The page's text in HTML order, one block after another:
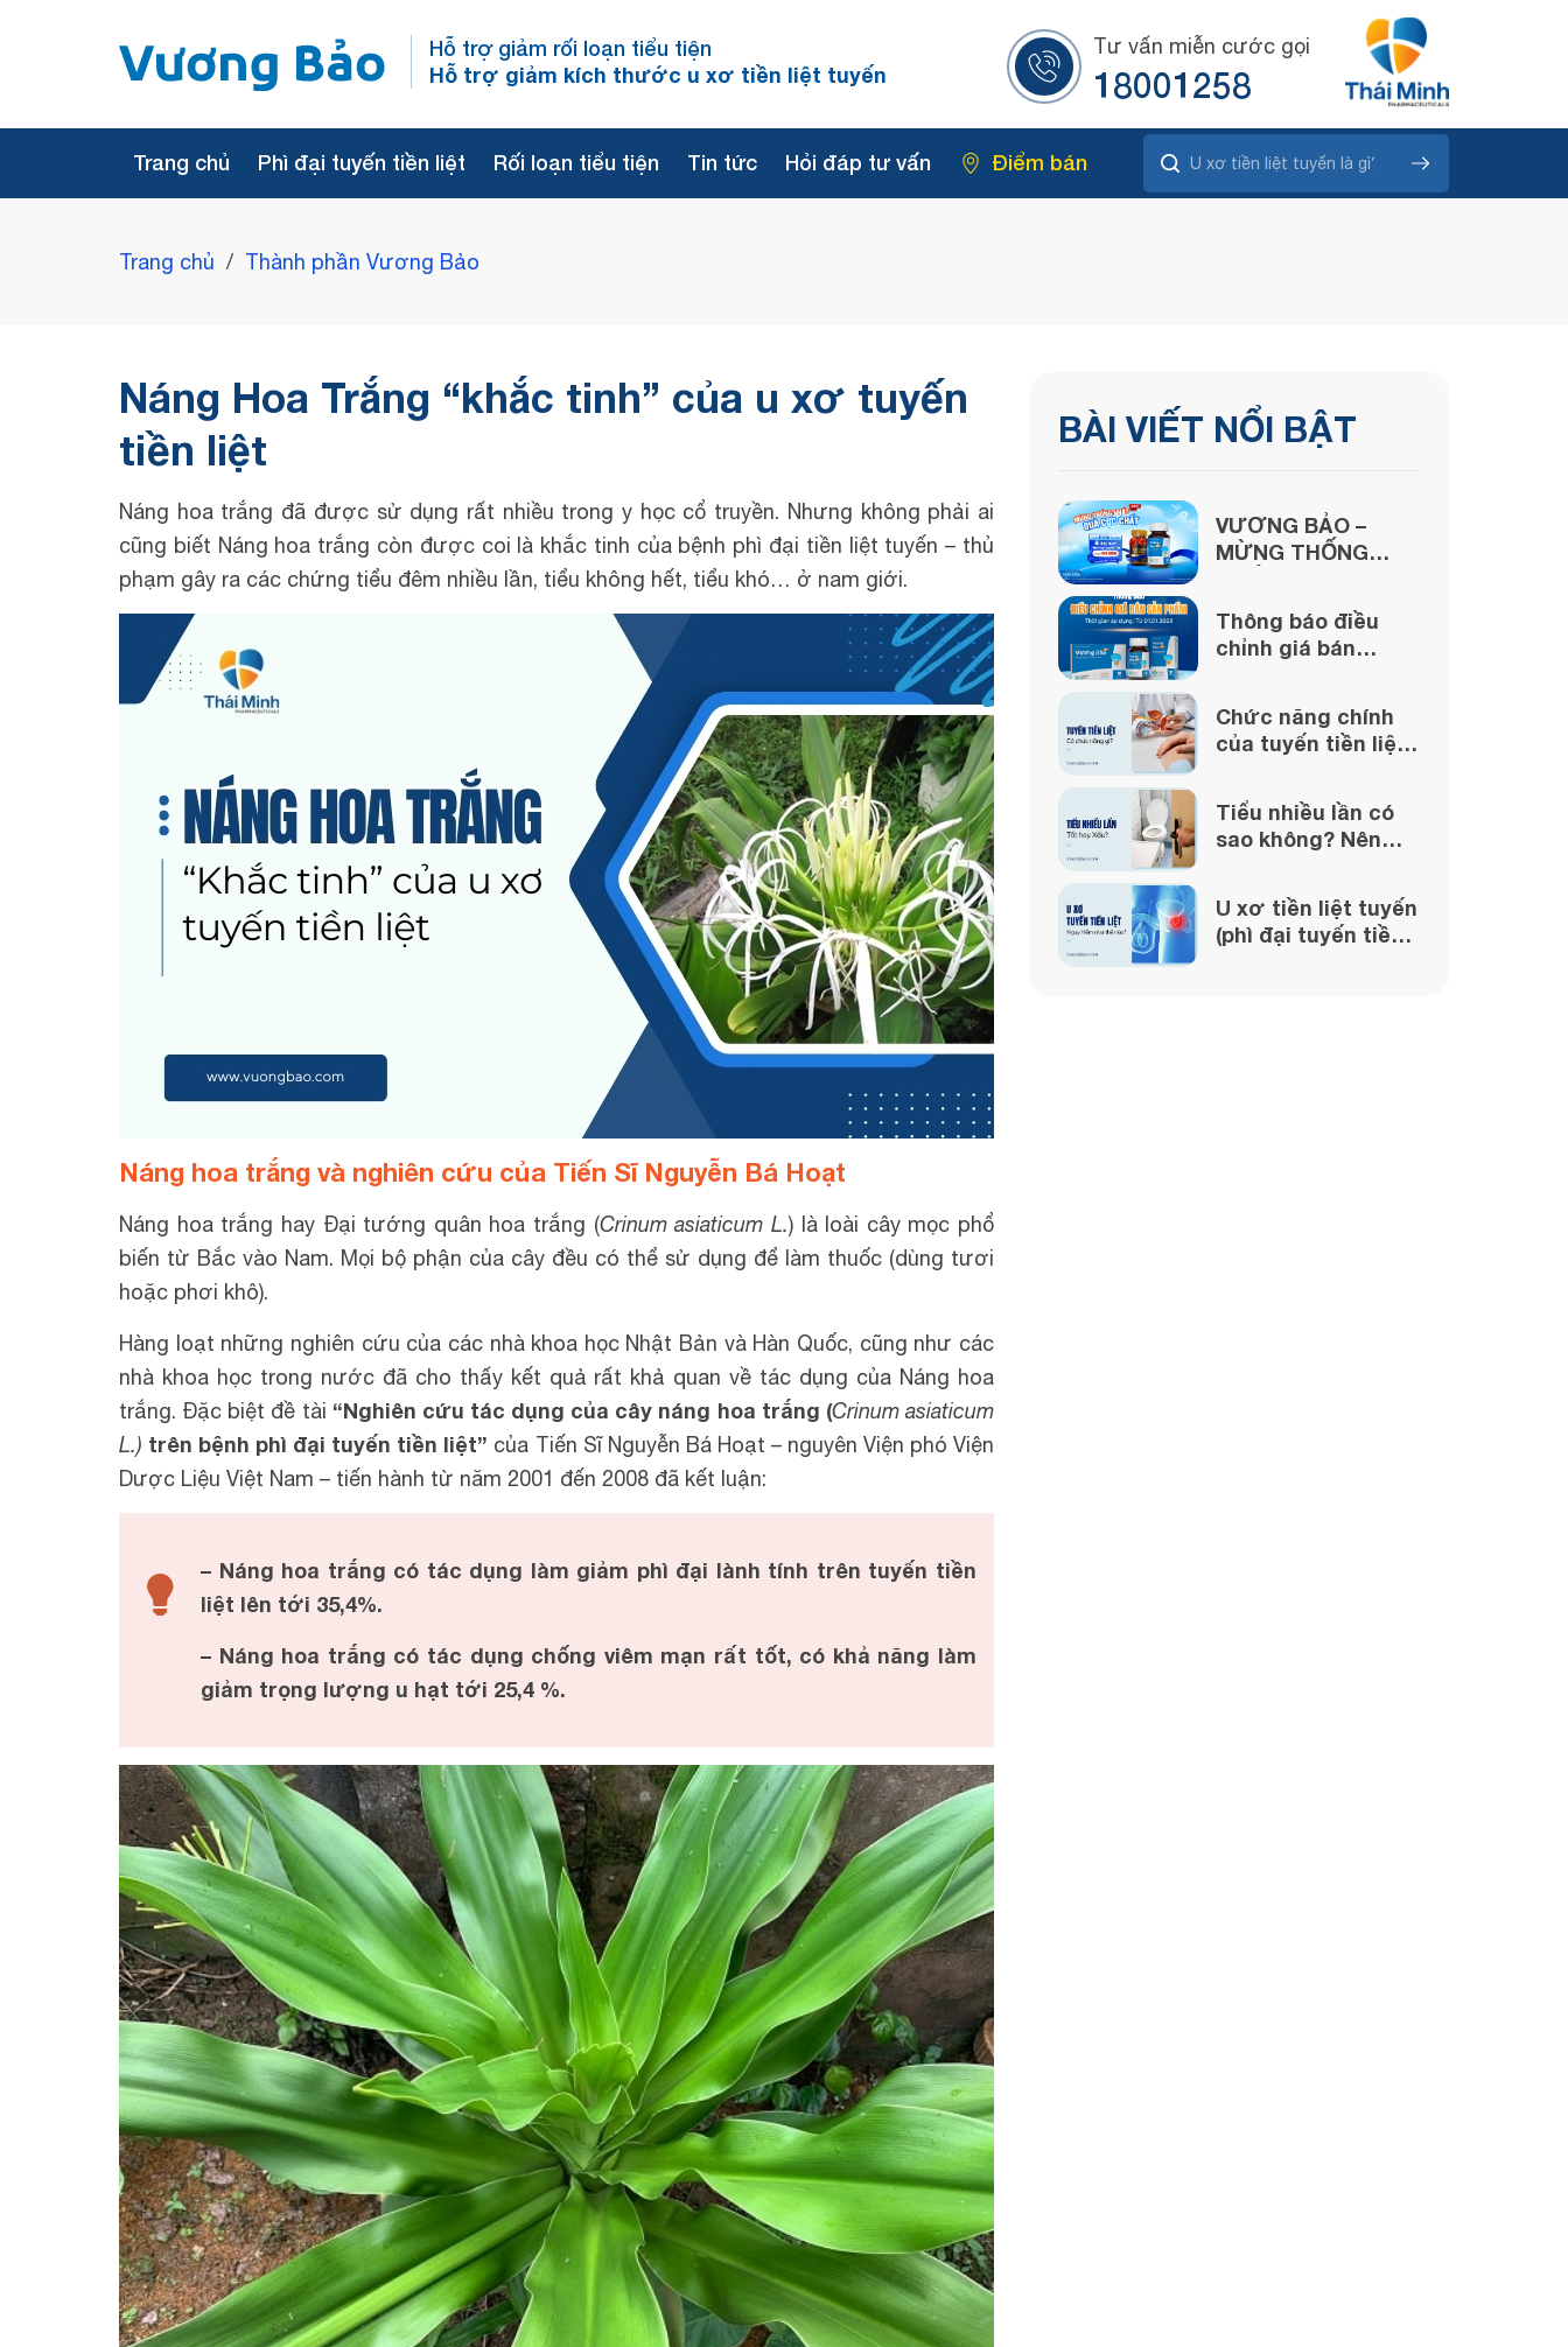
Hỗ trợ giảm rối loạn tiểu tiện
Hỗ trợ giảm kích thước u xơ tiền liệt tuyến
Tư vấn miễn cước gọi
18001258
Trang chủ Phì đại tuyến tiền liệt Rối loạn tiểu tiện Tin tức Hỏi đáp tư vấn Điểm bán
Trang chủ / Thành phần Vương Bảo
Náng Hoa Trắng “khắc tinh” của u xơ tuyến
tiền liệt
Náng hoa trắng đã được sử dụng rất nhiều trong y học cổ truyền. Nhưng không phải ai
cũng biết Náng hoa trắng còn được coi là khắc tinh của bệnh phì đại tiền liệt tuyến – thủ
phạm gây ra các chứng tiểu đêm nhiều lần, tiểu không hết, tiểu khó… ở nam giới.
Náng hoa trắng và nghiên cứu của Tiến Sĩ Nguyễn Bá Hoạt
Náng hoa trắng hay Đại tướng quân hoa trắng (Crinum asiaticum L.) là loài cây mọc phổ
biến từ Bắc vào Nam. Mọi bộ phận của cây đều có thể sử dụng để làm thuốc (dùng tươi
hoặc phơi khô).
Hàng loạt những nghiên cứu của các nhà khoa học Nhật Bản và Hàn Quốc, cũng như các
nhà khoa học trong nước đã cho thấy kết quả rất khả quan về tác dụng của Náng hoa
trắng. Đặc biệt đề tài “Nghiên cứu tác dụng của cây náng hoa trắng (Crinum asiaticum
L.) trên bệnh phì đại tuyến tiền liệt” của Tiến Sĩ Nguyễn Bá Hoạt – nguyên Viện phó Viện
Dược Liệu Việt Nam – tiến hành từ năm 2001 đến 2008 đã kết luận:
– Náng hoa trắng có tác dụng làm giảm phì đại lành tính trên tuyến tiền
liệt lên tới 35,4%.
– Náng hoa trắng có tác dụng chống viêm mạn rất tốt, có khả năng làm
giảm trọng lượng u hạt tới 25,4 %.
BÀI VIẾT NỔI BẬT
VƯƠNG BẢO –
MỪNG THỐNG
Thông báo điều
chỉnh giá bán
Chức năng chính
của tuyến tiền liệt
Tiểu nhiều lần có
sao không? Nên
U xơ tiền liệt tuyến
(phì đại tuyến tiền